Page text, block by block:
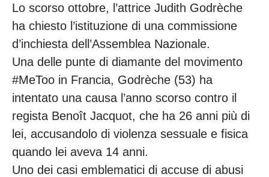
Lo scorso ottobre, l’attrice Judith Godrèche
ha chiesto l’istituzione di una commissione
d’inchiesta dell’Assemblea Nazionale.
Una delle punte di diamante del movimento
#MeToo in Francia, Godrèche (53) ha
intentato una causa l’anno scorso contro il
regista Benoît Jacquot, che ha 26 anni più di
lei, accusandolo di violenza sessuale e fisica
quando lei aveva 14 anni.
Uno dei casi emblematici di accuse di abusi